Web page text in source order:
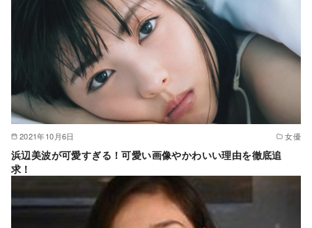
2021年10月6日 女優
浜辺美波が可愛すぎる！可愛い画像やかわいい理由を徹底追
求！